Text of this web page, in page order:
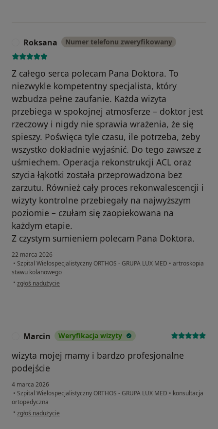
Roksana Numer telefonu zweryfikowany
Z całego serca polecam Pana Doktora. To
niezwykle kompetentny specjalista, który
wzbudza pełne zaufanie. Każda wizyta
przebiega w spokojnej atmosferze – doktor jest
rzeczowy i nigdy nie sprawia wrażenia, że się
spieszy. Poświęca tyle czasu, ile potrzeba, żeby
wszystko dokładnie wyjaśnić. Do tego zawsze z
uśmiechem. Operacja rekonstrukcji ACL oraz
szycia łąkotki została przeprowadzona bez
zarzutu. Również cały proces rekonwalescencji i
wizyty kontrolne przebiegały na najwyższym
poziomie – czułam się zaopiekowana na
każdym etapie.
Z czystym sumieniem polecam Pana Doktora.
22 marca 2026
• Szpital Wielospecjalistyczny ORTHOS - GRUPA LUX MED • artroskopia
stawu kolanowego
• w opinii użytkownika Roksana
zgłoś nadużycie
Marcin Weryfikacja wizyty
wizyta mojej mamy i bardzo profesjonalne
podejście
4 marca 2026
• Szpital Wielospecjalistyczny ORTHOS - GRUPA LUX MED • konsultacja
ortopedyczna
• w opinii użytkownika Marcin
zgłoś nadużycie